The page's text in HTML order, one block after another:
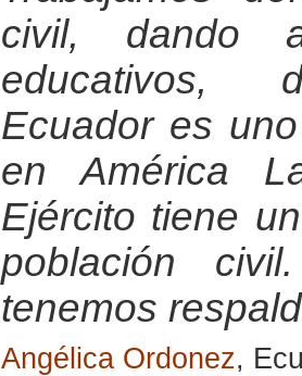
civil, dando
educativos,
Ecuador es
en América
Ejército tiene
población
tenemos
Angélica Ordonez,